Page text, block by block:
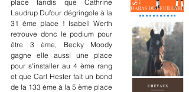
place tandis que Cathrine
Laudrup Dufour dégringole à la
31 ème place ! Isabell Werth
retrouve donc le podium pour
être 3 ème, Becky Moody
gagne elle aussi une place
pour s'installer au 4 ème rang
et que Carl Hester fait un bond
de la 133 ème à la 5 ème place